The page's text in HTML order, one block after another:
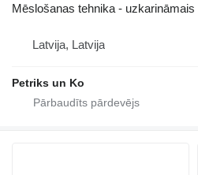
Mēslošanas tehnika - uzkarināmais
Latvija, Latvija
Petriks un Ko